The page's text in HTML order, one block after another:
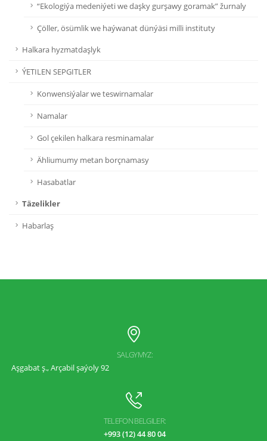
“Ekologiýa medeniýeti we daşky gurşawy goramak” žurnaly
Çöller, ösümlik we haýwanat dünýäsi milli instituty
Halkara hyzmatdaşlyk
ÝETILEN SEPGITLER
Konwensiýalar we teswirnamalar
Namalar
Gol çekilen halkara resminamalar
Ähliumumy metan borçnamasy
Hasabatlar
Täzelikler
Habarlaş
SALGYMYZ:
Aşgabat ş., Arçabil şaýoly 92
TELEFON BELGILER:
+993 (12) 44 80 04